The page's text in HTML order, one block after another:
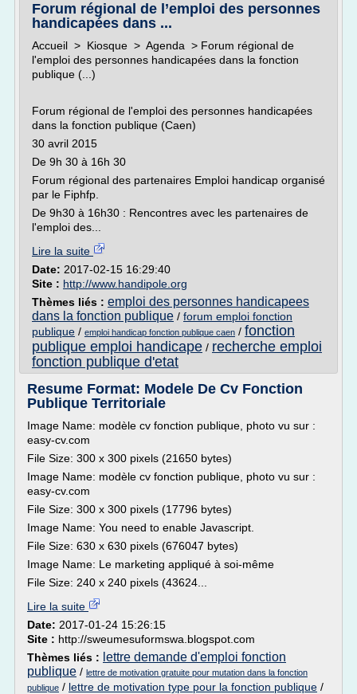
Forum régional de l’emploi des personnes
handicapées dans ...
Accueil > Kiosque > Agenda > Forum régional de
l'emploi des personnes handicapées dans la fonction
publique (...)
Forum régional de l'emploi des personnes handicapées
dans la fonction publique (Caen)
30 avril 2015
De 9h 30 à 16h 30
Forum régional des partenaires Emploi handicap organisé
par le Fiphfp.
De 9h30 à 16h30 : Rencontres avec les partenaires de
l'emploi des...
Lire la suite
Date: 2017-02-15 16:29:40
Site : http://www.handipole.org
Thèmes liés : emploi des personnes handicapees
dans la fonction publique / forum emploi fonction
publique / emploi handicap fonction publique caen / fonction
publique emploi handicape / recherche emploi
fonction publique d'etat
Resume Format: Modele De Cv Fonction
Publique Territoriale
Image Name: modèle cv fonction publique, photo vu sur :
easy-cv.com
File Size: 300 x 300 pixels (21650 bytes)
Image Name: modèle cv fonction publique, photo vu sur :
easy-cv.com
File Size: 300 x 300 pixels (17796 bytes)
Image Name: You need to enable Javascript.
File Size: 630 x 630 pixels (676047 bytes)
Image Name: Le marketing appliqué à soi-même
File Size: 240 x 240 pixels (43624...
Lire la suite
Date: 2017-01-24 15:26:15
Site : http://sweumesuformswa.blogspot.com
Thèmes liés : lettre demande d'emploi fonction
publique / lettre de motivation gratuite pour mutation dans la fonction
publique / lettre de motivation type pour la fonction publique /